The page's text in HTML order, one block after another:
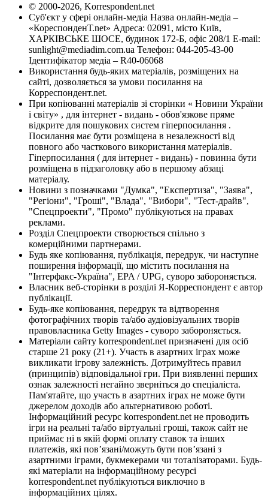
© 2000-2026, Korrespondent.net
Суб'єкт у сфері онлайн-медіа Назва онлайн-медіа –
«КореспонденТ.net» Адреса: 02091, місто Київ,
ХАРКІВСЬКЕ ШОСЕ, будинок 172-Б, офіс 208/1 E-mail:
sunlight@mediadim.com.ua Телефон: 044-205-43-00
Ідентифікатор медіа – R40-06068
Використання будь-яких матеріалів, розміщених на
сайті, дозволяється за умови посилання на
Корреспондент.net.
При копіюванні матеріалів зі сторінки « Новини України
і світу» , для інтернет - видань - обов'язкове пряме
відкрите для пошукових систем гіперпосилання .
Посилання має бути розміщена в незалежності від
повного або часткового використання матеріалів.
Гіперпосилання ( для інтернет - видань) - повинна бути
розміщена в підзаголовку або в першому абзаці
матеріалу.
Новини з позначками "Думка", "Експертиза", "Заява",
"Регіони", "Гроші", "Влада", "Вибори", "Тест-драйв",
"Спецпроекти", "Промо" публікуються на правах
реклами.
Розділ Спецпроекти створюється спільно з
комерційними партнерами.
Будь яке копіювання, публікація, передрук, чи наступне
поширення інформації, що містить посилання на
"Інтерфакс-Україна", EPA / UPG, суворо забороняється.
Власник веб-сторінки в розділі Я-Корреспондент є автор
публікації.
Будь-яке копіювання, передрук та відтворення
фотографічних творів та/або аудіовізуальних творів
правовласника Getty Images - суворо забороняється.
Матеріали сайту korrespondent.net призначені для осіб
старше 21 року (21+). Участь в азартних іграх може
викликати ігрову залежність. Дотримуйтесь правил
(принципів) відповідальної гри. При виявленні перших
ознак залежності негайно зверніться до спеціаліста.
Пам'ятайте, що участь в азартних іграх не може бути
джерелом доходів або альтернативою роботі.
Інформаційний ресурс korrespondent.net не проводить
ігри на реальні та/або віртуальні гроші, також сайт не
приймає ні в якій формі оплату ставок та інших
платежів, які пов’язані/можуть бути пов’язані з
азартними іграми, букмекерами чи тоталізаторами. Будь-
які матеріали на інформаційному ресурсі
korrespondent.net публікуються виключно в
інформаційних цілях.